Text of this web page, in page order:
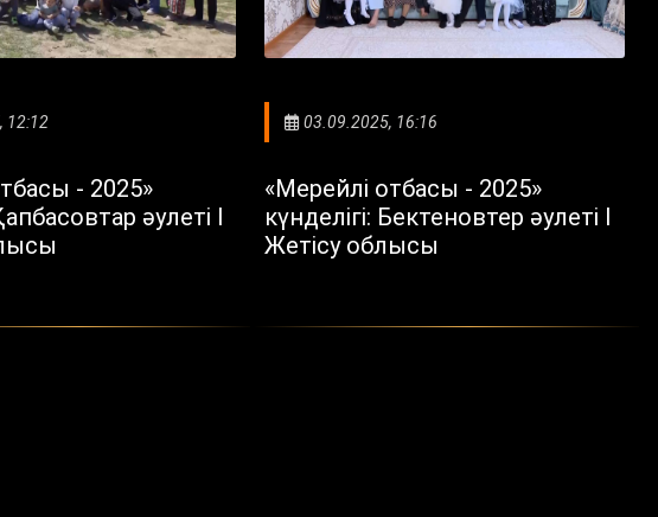
12:12
- 2025»
әулеті I
03.09.2025, 16:16
«Мерейлі отбасы - 2025»
күнделігі: Бектеновтер әулеті I
Жетісу облысы